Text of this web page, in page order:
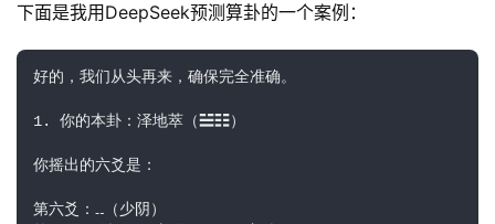
下面是我用DeepSeek预测算卦的一个案例：
好的，我们从头再来，确保完全准确。
1. 你的本卦：泽地萃（☱☷）
你摇出的六爻是：
第六爻：⚋（少阴）